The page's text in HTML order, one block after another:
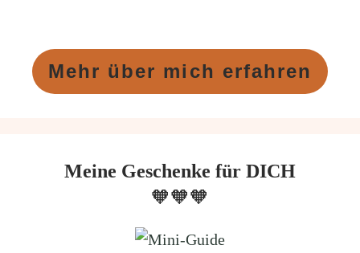
Mehr über mich erfahren
Meine Geschenke für DICH
🧡🧡🧡